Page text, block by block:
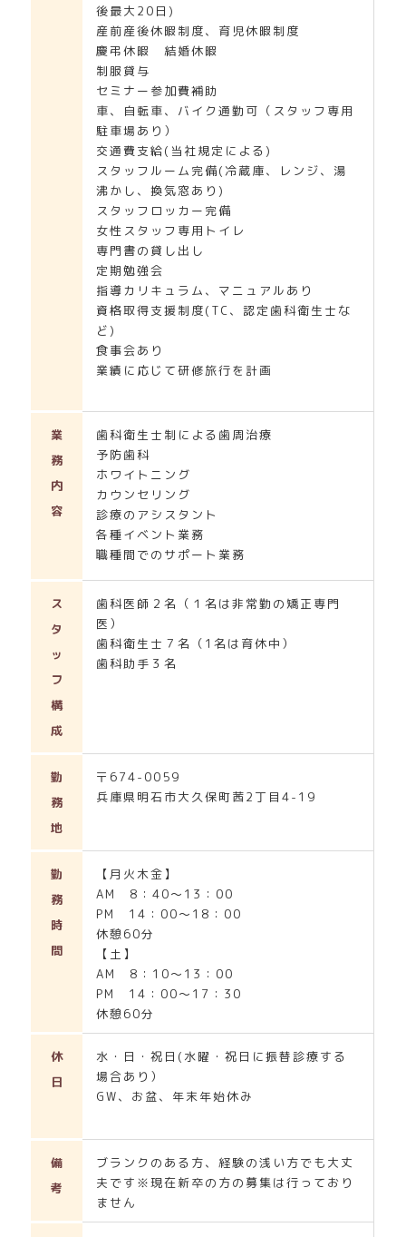
後最大20日)
産前産後休暇制度、育児休暇制度
慶弔休暇 結婚休暇
制服貸与
セミナー参加費補助
車、自転車、バイク通勤可（スタッフ専用
駐車場あり）
交通費支給(当社規定による)
スタッフルーム完備(冷蔵庫、レンジ、湯
沸かし、換気窓あり)
スタッフロッカー完備
女性スタッフ専用トイレ
専門書の貸し出し
定期勉強会
指導カリキュラム、マニュアルあり
資格取得支援制度(TC、認定歯科衛生士な
ど)
食事会あり
業績に応じて研修旅行を計画
業
務
内
容
歯科衛生士制による歯周治療
予防歯科
ホワイトニング
カウンセリング
診療のアシスタント
各種イベント業務
職種間でのサポート業務
ス
タ
ッ
フ
構
成
歯科医師２名（１名は非常勤の矯正専門
医）
歯科衛生士７名（1名は育休中）
歯科助手３名
勤
務
地
〒674-0059
兵庫県明石市大久保町茜2丁目4-19
勤
務
時
間
【月火木金】
AM 8：40～13：00
PM 14：00～18：00
休憩60分
【土】
AM 8：10～13：00
PM 14：00～17：30
休憩60分
休
日
水・日・祝日(水曜・祝日に振替診療する
場合あり）
GW、お盆、年末年始休み
備
考
ブランクのある方、経験の浅い方でも大丈
夫です※現在新卒の方の募集は行っており
ません